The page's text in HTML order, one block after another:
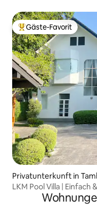
Beliebter Gäste-Favorit.
Gäste-Favorit
Privatunterkunft in
LKM Pool Villa | Einfach